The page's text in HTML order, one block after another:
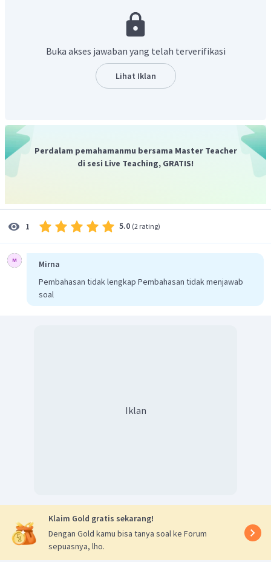
Oleh karena itu, jawaban yang tepat adalah D.
Buka akses jawaban yang telah terverifikasi
Lihat Iklan
Perdalam pemahamanmu bersama Master Teacher
di sesi Live Teaching, GRATIS!
1 5.0 (2 rating)
Mirna
Pembahasan tidak lengkap Pembahasan tidak menjawab
soal
Iklan
Klaim Gold gratis sekarang!
Dengan Gold kamu bisa tanya soal ke Forum
sepuasnya, lho.